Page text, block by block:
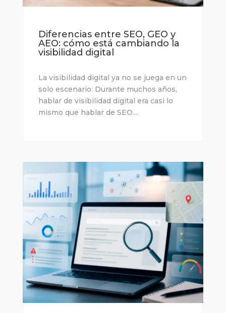
Diferencias entre SEO, GEO y
AEO: cómo está cambiando la
visibilidad digital
La visibilidad digital ya no se juega en un
solo escenario: Durante muchos años,
hablar de visibilidad digital era casi lo
mismo que hablar de SEO....